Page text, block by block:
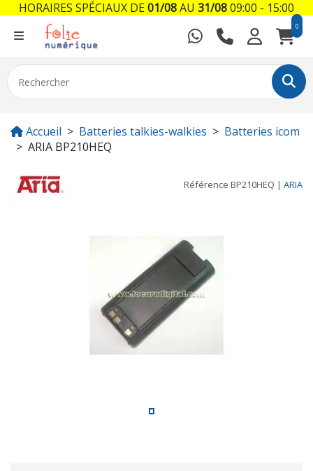
0
Accueil Batteries talkies-walkies
Batteries icom
ARIA BP210HEQ
Référence BP210HEQ | ARIA
HORAIRES SPÉCIAUX DE01/08AU 31/0809:00 - 15:00